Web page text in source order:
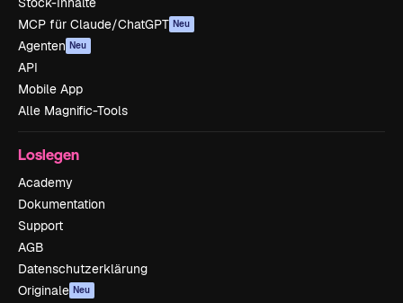
MCP für Claude/ChatGPT Neu
Agenten Neu
API
Mobile App
Alle Magnific-Tools
Loslegen
Academy
Dokumentation
Support
AGB
Datenschutzerklärung
Originale Neu